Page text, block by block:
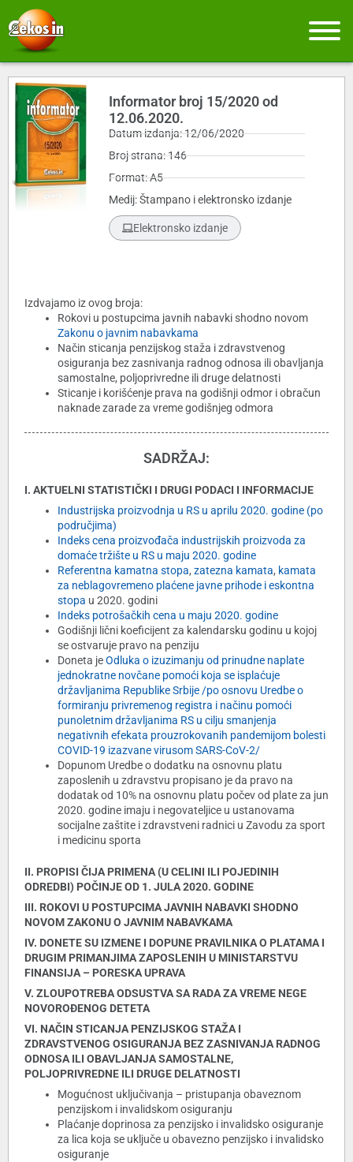
Informator broj 15/2020 od
12.06.2020.
Datum izdanja: 12/06/2020
Broj strana: 146
Format: A5
Medij: Štampano i elektronsko izdanje
Elektronsko izdanje
Izdvajamo iz ovog broja:
Rokovi u postupcima javnih nabavki shodno novom
Zakonu o javnim nabavkama
Način sticanja penzijskog staža i zdravstvenog
osiguranja bez zasnivanja radnog odnosa ili obavljanja
samostalne, poljoprivredne ili druge delatnosti
Sticanje i korišćenje prava na godišnji odmor i obračun
naknade zarade za vreme godišnjeg odmora
SADRŽAJ:
I. AKTUELNI STATISTIČKI I DRUGI PODACI I INFORMACIJE
Industrijska proizvodnja u RS u aprilu 2020. godine (po
područjima)
Indeks cena proizvođača industrijskih proizvoda za
domaće tržište u RS u maju 2020. godine
Referentna kamatna stopa, zatezna kamata, kamata
za neblagovremeno plaćene javne prihode i eskontna
stopa u 2020. godini
Indeks potrošačkih cena u maju 2020. godine
Godišnji lični koeficijent za kalendarsku godinu u kojoj
se ostvaruje pravo na penziju
Doneta jeOdluka o izuzimanju od prinudne naplate
jednokratne novčane pomoći koja se isplaćuje
državljanima Republike Srbije /po osnovu Uredbe o
formiranju privremenog registra i načinu pomoći
punoletnim državljanima RS u cilju smanjenja
negativnih efekata prouzrokovanih pandemijom bolesti
COVID-19 izazvane virusom SARS-CoV-2/
Dopunom Uredbe o dodatku na osnovnu platu
zaposlenih u zdravstvu propisano je da pravo na
dodatak od 10% na osnovnu platu počev od plate za jun
2020. godine imaju i negovateljice u ustanovama
socijalne zaštite i zdravstveni radnici u Zavodu za sport
i medicinu sporta
II. PROPISI ČIJA PRIMENA (U CELINI ILI POJEDINIH
ODREDBI) POČINJE OD 1. JULA 2020. GODINE
III. ROKOVI U POSTUPCIMA JAVNIH NABAVKI SHODNO
NOVOM ZAKONU O JAVNIM NABAVKAMA
IV. DONETE SU IZMENE I DOPUNE PRAVILNIKA O PLATAMA I
DRUGIM PRIMANJIMA ZAPOSLENIH U MINISTARSTVU
FINANSIJA – PORESKA UPRAVA
V. ZLOUPOTREBA ODSUSTVA SA RADA ZA VREME NEGE
NOVOROĐENOG DETETA
VI. NAČIN STICANJA PENZIJSKOG STAŽA I
ZDRAVSTVENOG OSIGURANJA BEZ ZASNIVANJA RADNOG
ODNOSA ILI OBAVLJANJA SAMOSTALNE,
POLJOPRIVREDNE ILI DRUGE DELATNOSTI
Mogućnost uključivanja – pristupanja obaveznom
penzijskom i invalidskom osiguranju
Plaćanje doprinosa za penzijsko i invalidsko osiguranje
za lica koja se uključe u obavezno penzijsko i invalidsko
osiguranje